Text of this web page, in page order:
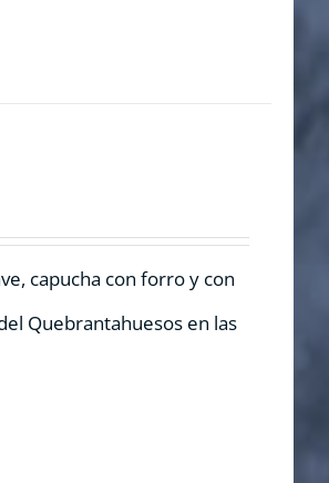
capucha con forro y con
Quebrantahuesos en las